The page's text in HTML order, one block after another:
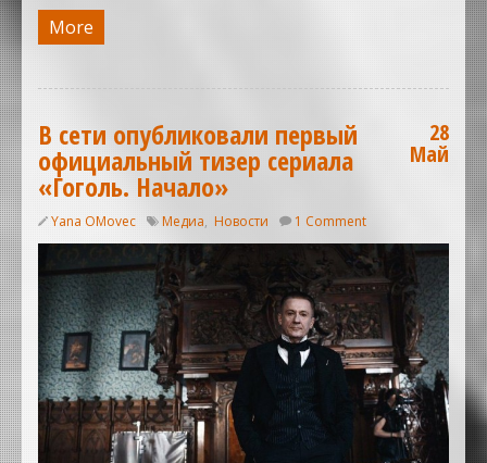
More
В сети опубликовали первый
официальный тизер сериала
«Гоголь. Начало»
Yana OMovec Медиа, Новости 1 Comment
28
Май